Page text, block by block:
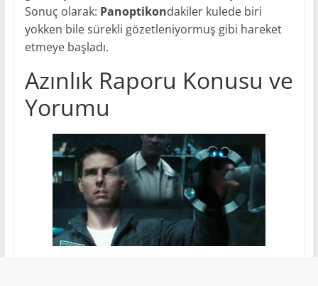
Sonuç olarak: Panoptikondakiler kulede biri
yokken bile sürekli gözetleniyormuş gibi hareket
etmeye başladı.
Azınlık Raporu Konusu ve
Yorumu